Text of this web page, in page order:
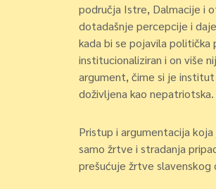
područja Istre, Dalmacije i
dotadašnje percepcije i
kada bi se pojavila
institucionaliziran i on više
argument, čime si je
doživljena kao nepatriotska.
Pristup i argumentacija
samo žrtve i stradanja
prešućuje žrtve